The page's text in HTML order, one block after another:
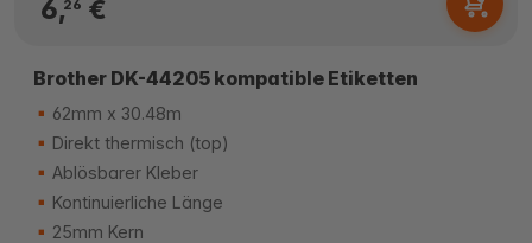
6,26 €
Brother DK-44205 kompatible Etiketten
62mm x 30.48m
Direkt thermisch (top)
Ablösbarer Kleber
Kontinuierliche Länge
25mm Kern